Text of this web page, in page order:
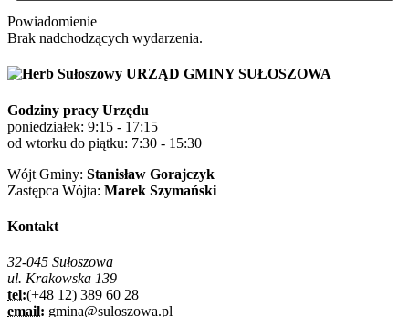
Powiadomienie
Brak nadchodzących wydarzenia.
URZĄD GMINY SUŁOSZOWA
Godziny pracy Urzędu
poniedziałek: 9:15 - 17:15
od wtorku do piątku: 7:30 - 15:30
Wójt Gminy: Stanisław Gorajczyk
Zastępca Wójta: Marek Szymański
Kontakt
32-045 Sułoszowa
ul. Krakowska 139
tel:(+48 12) 389 60 28
email: gmina@suloszowa.pl